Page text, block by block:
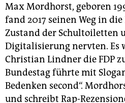
Max Mordhorst, geboren
fand 2017 seinen Weg in
Zustand der Schultoiletten
Digitalisierung nervten. Es
Christian Lindner die FDP
Bundestag führte mit
Bedenken second“.
und schreibt Rap-